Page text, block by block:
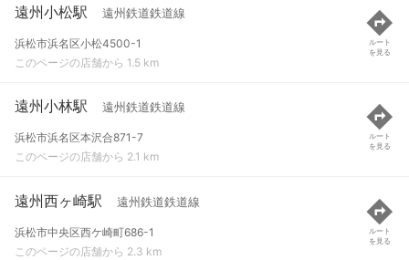
遠州小松駅 遠州鉄道鉄道線
浜松市浜名区小松4500-1
このページの店舗から 1.5 km
ルート
を見る
遠州小林駅 遠州鉄道鉄道線
浜松市浜名区本沢合871-7
このページの店舗から 2.1 km
ルート
を見る
遠州西ヶ崎駅 遠州鉄道鉄道線
浜松市中央区西ケ崎町686-1
このページの店舗から 2.3 km
ルート
を見る